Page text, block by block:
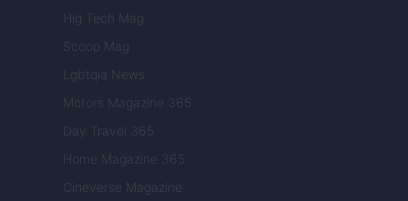
Hig Tech Mag
Scoop Mag
Lgbtqia News
Motors Magazine 365
Day Travel 365
Home Magazine 365
Cineverse Magazine